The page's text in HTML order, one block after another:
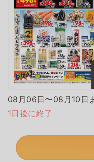
08月06日〜08月10日
1日後に終了